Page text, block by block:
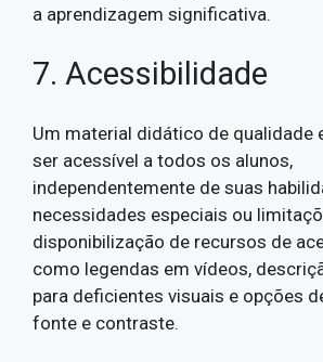
a aprendizagem significativa.
7. Acessibilidade
Um material didático de qualidade
ser acessível a todos os alunos,
independentemente de suas
necessidades especiais ou
disponibilização de recursos de
como legendas em vídeos,
para deficientes visuais e opções
fonte e contraste.